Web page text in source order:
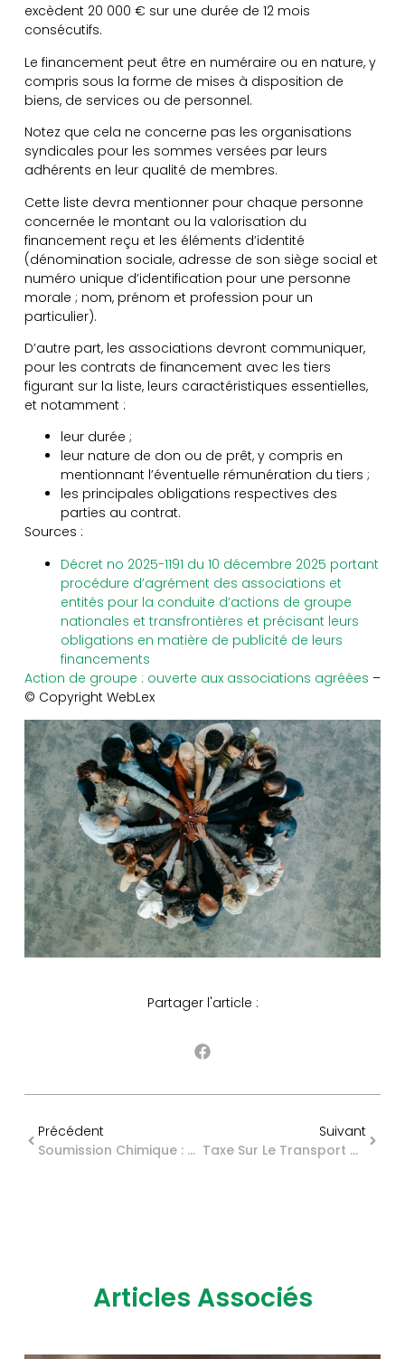
excèdent 20 000 € sur une durée de 12 mois
consécutifs.
Le financement peut être en numéraire ou en nature, y
compris sous la forme de mises à disposition de
biens, de services ou de personnel.
Notez que cela ne concerne pas les organisations
syndicales pour les sommes versées par leurs
adhérents en leur qualité de membres.
Cette liste devra mentionner pour chaque personne
concernée le montant ou la valorisation du
financement reçu et les éléments d’identité
(dénomination sociale, adresse de son siège social et
numéro unique d’identification pour une personne
morale ; nom, prénom et profession pour un
particulier).
D’autre part, les associations devront communiquer,
pour les contrats de financement avec les tiers
figurant sur la liste, leurs caractéristiques essentielles,
et notamment :
leur durée ;
leur nature de don ou de prêt, y compris en
mentionnant l’éventuelle rémunération du tiers ;
les principales obligations respectives des
parties au contrat.
Sources :
Décret no 2025-1191 du 10 décembre 2025 portant
procédure d’agrément des associations et
entités pour la conduite d’actions de groupe
nationales et transfrontières et précisant leurs
obligations en matière de publicité de leurs
financements
Action de groupe : ouverte aux associations agréées –
© Copyright WebLex
Partager l'article :
Précédent
Soumission Chimique : Une Expérimentation Pour Une Détection Plus Efficace
Suivant
Taxe Sur Le Transport Aérien : Du Nouveau Pour 2026 !
Articles Associés